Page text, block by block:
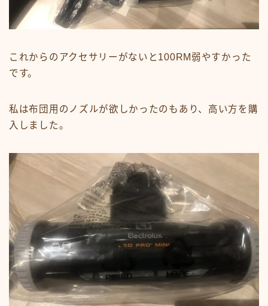
これからのアクセサリーがないと100RM弱やすかった
です。
私は布団用のノズルが欲しかったのもあり、高い方を購
入しました。